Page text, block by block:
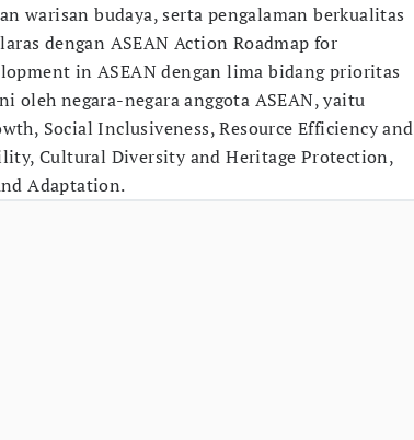
warisan budaya, serta pengalaman berkualitas
dengan ASEAN Action Roadmap for
in ASEAN dengan lima bidang prioritas
oleh negara-negara anggota ASEAN, yaitu
Social Inclusiveness, Resource Efficiency and
Cultural Diversity and Heritage Protection,
Adaptation.